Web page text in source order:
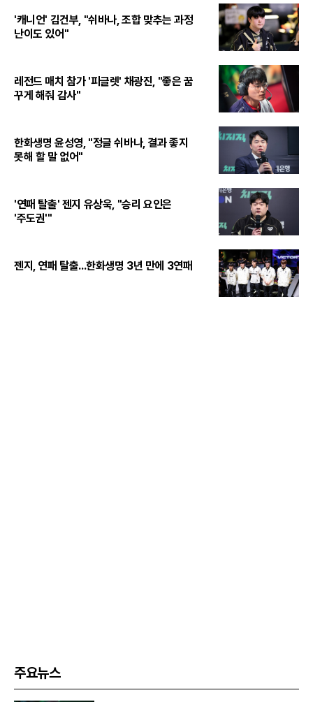
'캐니언' 김건부, "쉬바나, 조합 맞추는 과정
난이도 있어"
레전드 매치 참가 '피글렛' 채광진, "좋은 꿈
꾸게 해줘 감사"
한화생명 윤성영, "정글 쉬바나, 결과 좋지
못해 할 말 없어"
'연패 탈출' 젠지 유상욱, "승리 요인은
'주도권'"
젠지, 연패 탈출...한화생명 3년 만에 3연패
주요뉴스